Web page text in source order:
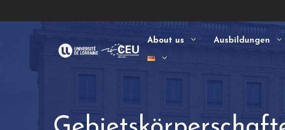
About us Ausbildungen